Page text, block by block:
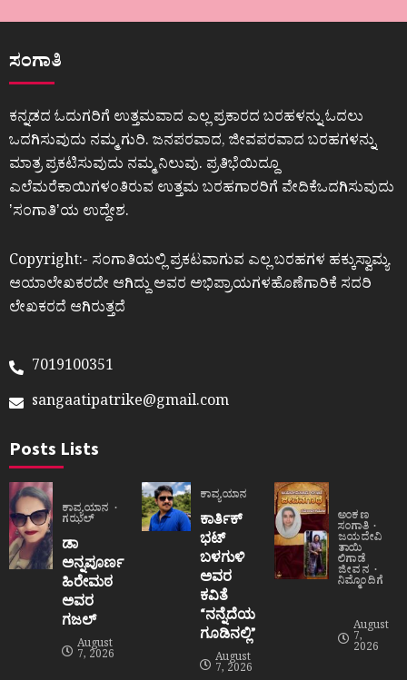
ಸಂಗಾತಿ
ಕನ್ನಡದ ಓದುಗರಿಗೆ ಉತ್ತಮವಾದ ಎಲ್ಲ ಪ್ರಕಾರದ ಬರಹಳನ್ನು ಓದಲು
ಒದಗಿಸುವುದು ನಮ್ಮ ಗುರಿ. ಜನಪರವಾದ, ಜೀವಪರವಾದ ಬರಹಗಳನ್ನು
ಮಾತ್ರ ಪ್ರಕಟಿಸುವುದು ನಮ್ಮ ನಿಲುವು. ಪ್ರತಿಭೆಯಿದ್ದೂ
ಎಲೆಮರೆಕಾಯಿಗಳಂತಿರುವ ಉತ್ತಮ ಬರಹಗಾರರಿಗೆ ವೇದಿಕೆಒದಗಿಸುವುದು
ʼಸಂಗಾತಿʼಯ ಉದ್ದೇಶ.
Copyright:- ಸಂಗಾತಿಯಲ್ಲಿ ಪ್ರಕಟವಾಗುವ ಎಲ್ಲ ಬರಹಗಳ ಹಕ್ಕುಸ್ವಾಮ್ಯ
ಆಯಾಲೇಖಕರದೇ ಆಗಿದ್ದು ಅವರ ಅಭಿಪ್ರಾಯಗಳಹೊಣೆಗಾರಿಕೆ ಸದರಿ
ಲೇಖಕರದೆ ಆಗಿರುತ್ತದೆ
7019100351
sangaatipatrike@gmail.com
Posts Lists
ಕಾವ್ಯಯಾನ
ಗಝಲ್
ಡಾ
ಅನ್ನಪೂರ್ಣ
ಹಿರೇಮಠ
ಅವರ
ಗಜಲ್
August
7, 2026
ಕಾವ್ಯಯಾನ
ಕಾರ್ತಿಕ್
ಭಟ್
ಬಳಗುಳಿ
ಅವರ
ಕವಿತೆ
“ನನ್ನೆದೆಯ
ಗೂಡಿನಲ್ಲಿ”
August
7, 2026
ಅಂಕಣ
ಸಂಗಾತಿ
ಜಯದೇವಿ
ತಾಯಿ
ಲಿಗಾಡೆ
ಜೀವನ
ನಿಮ್ಮೊಂದಿಗೆ
August
7,
2026